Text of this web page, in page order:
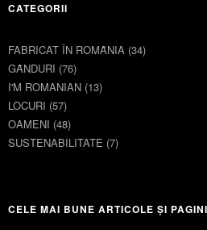
CATEGORII
FABRICAT ÎN ROMȂNIA (34)
GȂNDURI (76)
I'M ROMANIAN (13)
LOCURI (57)
OAMENI (48)
SUSTENABILITATE (7)
CELE MAI BUNE ARTICOLE ȘI PAGINI